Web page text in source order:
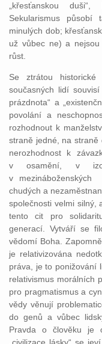
„křesťanskou
Sekularismus
minulých dob;
už vůbec ne) a
růst.
Se ztrátou
současných lidí
prázdnota“ a
povolání a
rozhodnout k
straně jedné, na straně
nerozhodnost k
v osamění, v
v mezináboženských
chudých a
společnosti velmi silný,
tento cit pro
generací. Vytváří se
vědomí Boha.
je relativizována
práva, je to ponižování
relativismus morálních
pro pragmatismus a
vědy věnují
do genů a vůbec
Pravda o člověku je